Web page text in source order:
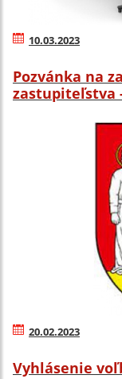
10.03.2023
Pozvánka na
zastupiteľstva
20.02.2023
Vyhlásenie